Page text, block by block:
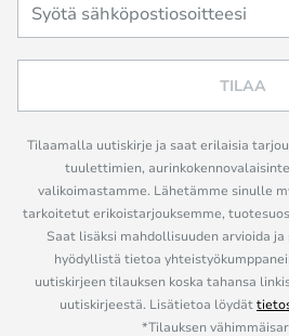
TILAA
Tilaamalla uutiskirje ja saat erilaisia
tuulettimien,
valikoimastamme. Lähetämme sinulle
tarkoitetut erikoistarjouksemme,
Saat lisäksi mahdollisuuden arvioida
hyödyllistä tietoa
uutiskirjeen tilauksen koska tahansa
uutiskirjeestä. Lisätietoa löydät
*Tilauksen